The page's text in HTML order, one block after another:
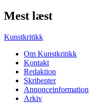
Mest læst
Kunstkritikk
Om Kunstkritikk
Kontakt
Redaktion
Skribenter
Annonceinformation
Arkiv